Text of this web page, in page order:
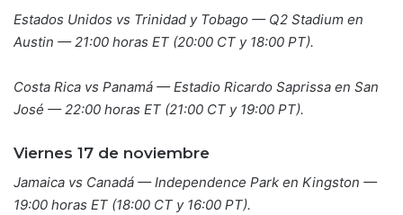
Estados Unidos vs Trinidad y Tobago — Q2 Stadium en
Austin — 21:00 horas ET (20:00 CT y 18:00 PT).
Costa Rica vs Panamá — Estadio Ricardo Saprissa en San
José — 22:00 horas ET (21:00 CT y 19:00 PT).
Viernes 17 de noviembre
Jamaica vs Canadá — Independence Park en Kingston —
19:00 horas ET (18:00 CT y 16:00 PT).